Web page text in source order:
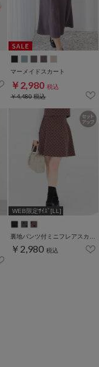
マーメイドスカート
￥2,980 税込
￥4,480税込
WEB限定ｻｲｽﾞ[LL]
￥2,980 税込